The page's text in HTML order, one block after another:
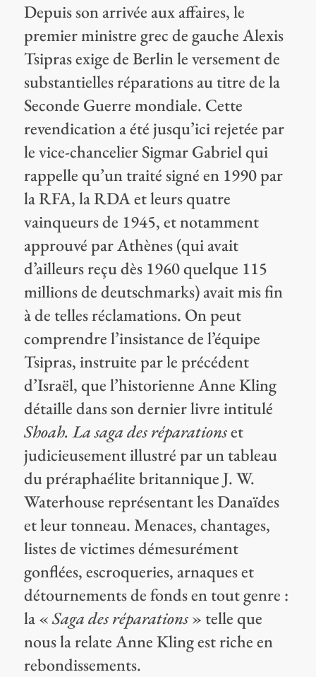
Depuis son arrivée aux affaires, le
premier ministre grec de gauche Alexis
Tsipras exige de Berlin le versement de
substantielles réparations au titre de la
Seconde Guerre mondiale. Cette
revendication a été jusqu’ici rejetée par
le vice-chancelier Sigmar Gabriel qui
rappelle qu’un traité signé en 1990 par
la RFA, la RDA et leurs quatre
vainqueurs de 1945, et notamment
approuvé par Athènes (qui avait
d’ailleurs reçu dès 1960 quelque 115
millions de deutschmarks) avait mis fin
à de telles réclamations. On peut
comprendre l’insistance de l’équipe
Tsipras, instruite par le précédent
d’Israël, que l’historienne Anne Kling
détaille dans son dernier livre intitulé
Shoah. La saga des réparationset
judicieusement illustré par un tableau
du préraphaélite britannique J. W.
Waterhouse représentant les Danaïdes
et leur tonneau. Menaces, chantages,
listes de victimes démesurément
gonflées, escroqueries, arnaques et
détournements de fonds en tout genre :
la «Saga des réparations» telle que
nous la relate Anne Kling est riche en
rebondissements.